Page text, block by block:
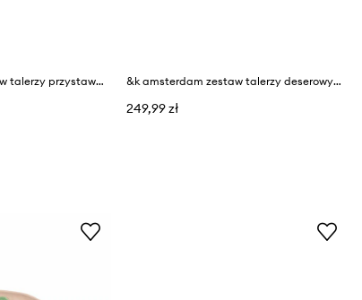
&k amsterdam zestaw talerzy przystawkowych Lemon Moroccan 16 cm 4-pack &k amsterdam zestaw talerzy deserowych Orange Twig 22 cm 4-pack
249,99 zł